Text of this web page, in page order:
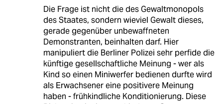
Die Frage ist nicht die des Gewaltmonopols
des Staates, sondern wieviel Gewalt dieses,
gerade gegenüber unbewaffneten
Demonstranten, beinhalten darf. Hier
manipuliert die Berliner Polizei sehr perfide die
künftige gesellschaftliche Meinung - wer als
Kind so einen Miniwerfer bedienen durfte wird
als Erwachsener eine positivere Meinung
haben - frühkindliche Konditionierung. Diese